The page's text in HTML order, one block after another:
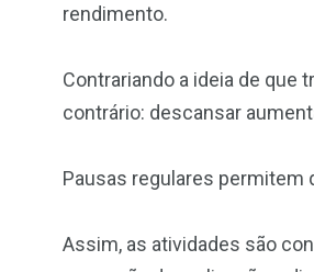
rendimento.
Contrariando a ideia de que
contrário: descansar
Pausas regulares permitem
Assim, as atividades são